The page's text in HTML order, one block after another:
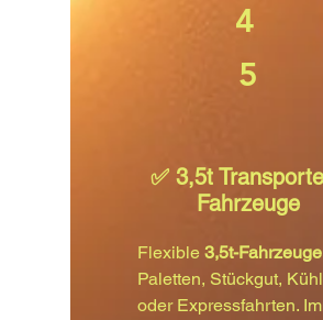
4
5
✅ 3,5t
Fahrzeuge
Flexible 3,5t-Fahrzeuge
Paletten, Stückgut,
oder Expressfahrten.